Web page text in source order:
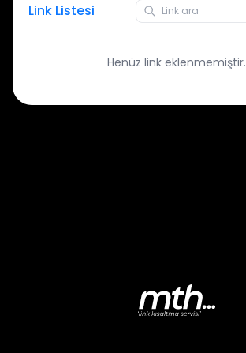
Link Listesi
Henüz link eklenmemiştir.